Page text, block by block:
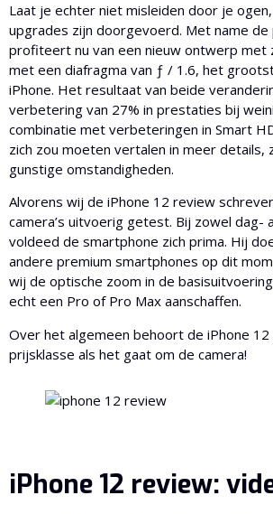
Laat je echter niet misleiden door je
upgrades zijn doorgevoerd. Met name de
profiteert nu van een nieuw ontwerp met
met een diafragma van ƒ / 1.6, het
iPhone. Het resultaat van beide
verbetering van 27% in prestaties bij
combinatie met verbeteringen in Smart
zich zou moeten vertalen in meer details,
gunstige omstandigheden.
Alvorens wij de iPhone 12 review
camera’s uitvoerig getest. Bij zowel dag-
voldeed de smartphone zich prima. Hij
andere premium smartphones op dit
wij de optische zoom in de
echt een Pro of Pro Max aanschaffen.
Over het algemeen behoort de iPhone
prijsklasse als het gaat om de camera!
iPhone 12 review: